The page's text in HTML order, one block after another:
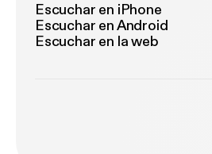
Escuchar en iPhone
Escuchar en Android
Escuchar en la web